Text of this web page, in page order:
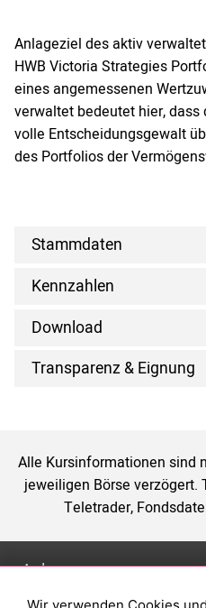
Anlageziel des aktiv
HWB Victoria Strategies
eines angemessenen
verwaltet bedeutet hier,
volle Entscheidungsgewalt
des Portfolios der
Stammdaten
Kennzahlen
Download
Transparenz & Eignung
Alle Kursinformationen sind
jeweiligen Börse verzögert.
Teletrader,
Anlage